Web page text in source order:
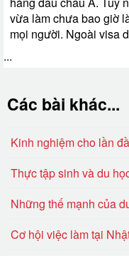
vừa làm chưa bao giờ
mọi người. Ngoài visa
...
Các bài khác...
Kinh nghiệm cho lần
Thực tập sinh và du
Những thế mạnh của
Cơ hội việc làm tại